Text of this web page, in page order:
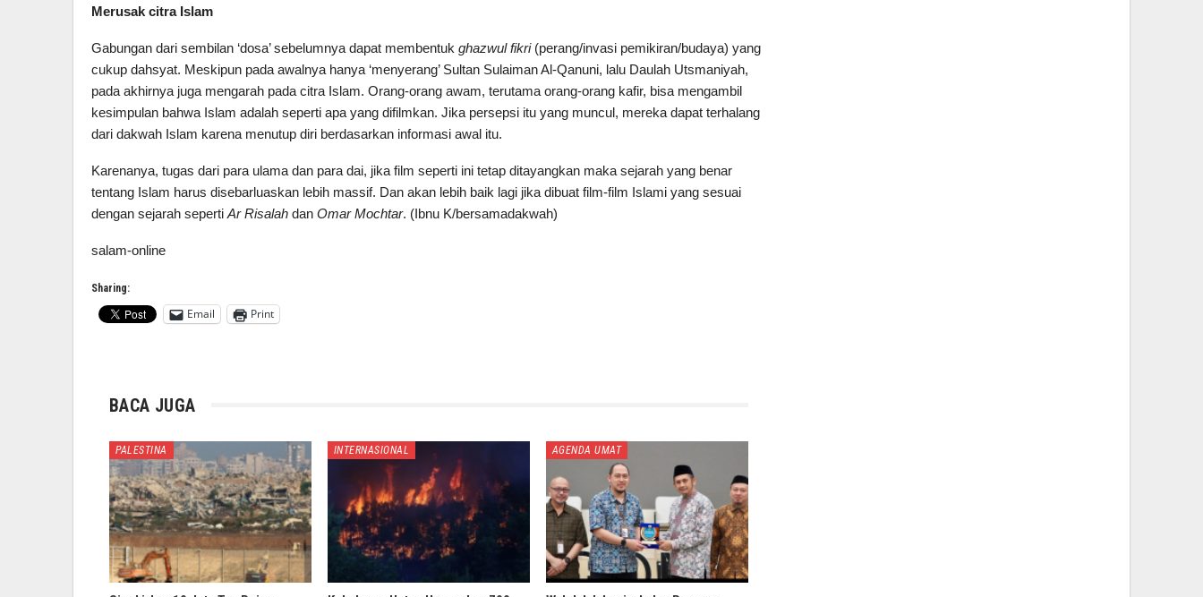
Merusak citra Islam
Gabungan dari sembilan ‘dosa’ sebelumnya dapat membentuk ghazwul fikri(perang/invasi pemikiran/budaya) yang
cukup dahsyat. Meskipun pada awalnya hanya ‘menyerang’ Sultan Sulaiman Al-Qanuni, lalu Daulah Utsmaniyah,
pada akhirnya juga mengarah pada citra Islam. Orang-orang awam, terutama orang-orang kafir, bisa mengambil
kesimpulan bahwa Islam adalah seperti apa yang difilmkan. Jika persepsi itu yang muncul, mereka dapat terhalang
dari dakwah Islam karena menutup diri berdasarkan informasi awal itu.
Karenanya, tugas dari para ulama dan para dai, jika film seperti ini tetap ditayangkan maka sejarah yang benar
tentang Islam harus disebarluaskan lebih massif. Dan akan lebih baik lagi jika dibuat film-film Islami yang sesuai
dengan sejarah seperti Ar Risalah dan Omar Mochtar. (Ibnu K/bersamadakwah)
salam-online
Sharing:
Email Print
BACA JUGA
PALESTINA INTERNASIONAL AGENDA UMAT